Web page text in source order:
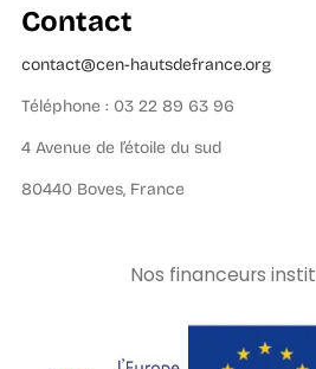
Contact
contact@cen-hautsdefrance.org
Téléphone : 03 22 89 63 96
4 Avenue de l’étoile du sud
80440 Boves, France
Nos financeurs